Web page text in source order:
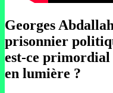
Georges
prisonnier
est-ce primordial
en lumière ?